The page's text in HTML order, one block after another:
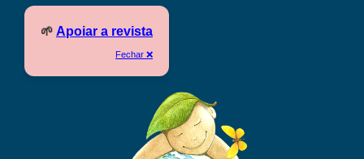
🌱 Apoiar a revista
Fechar ❌